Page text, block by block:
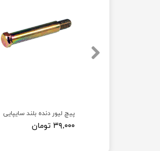
پیچ لیور دنده بلند سایپایی
۳۹,۰۰۰ تومان